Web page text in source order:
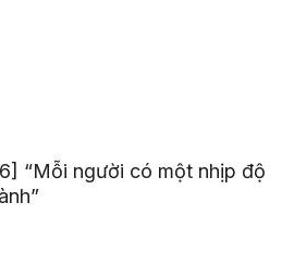
“Mỗi người có một nhịp độ